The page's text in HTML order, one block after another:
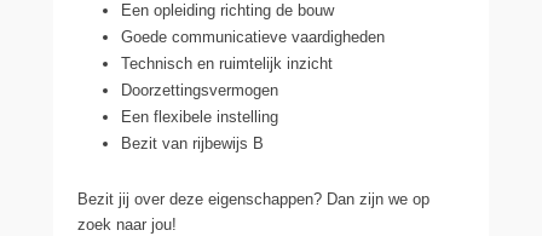
Een opleiding richting de bouw
Goede communicatieve vaardigheden
Technisch en ruimtelijk inzicht
Doorzettingsvermogen
Een flexibele instelling
Bezit van rijbewijs B
Bezit jij over deze eigenschappen? Dan zijn we op
zoek naar jou!